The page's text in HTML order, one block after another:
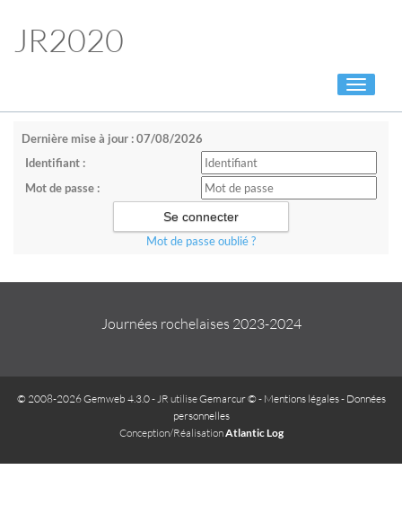
JR2020
Toggle
Dernière mise à jour : 07/08/2026
Identifiant :
Mot de passe :
Mot de passe oublié ?
Journées rochelaises 2023-2024
© 2008-2026 Gemweb 4.3.0- JR utiliseGemarcur © - Mentions légales- Données
personnelles
Conception/RéalisationAtlantic Log